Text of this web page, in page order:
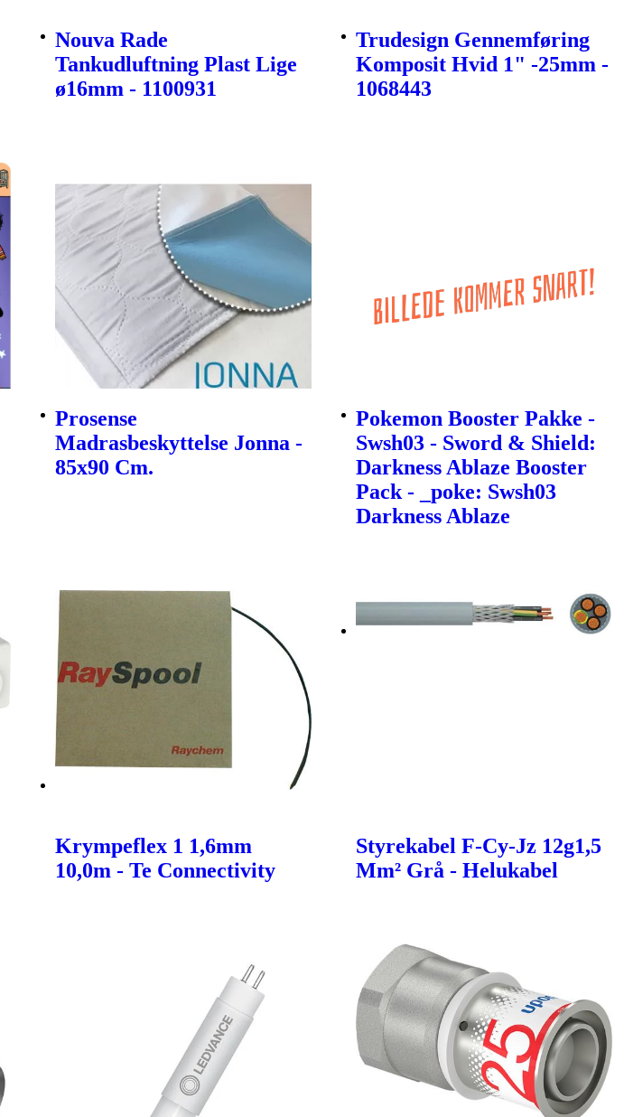
Nouva Rade
Tankudluftning Plast Lige
ø16mm - 1100931
Trudesign Gennemføring
Komposit Hvid 1" -25mm -
1068443
Prosense
Madrasbeskyttelse Jonna -
85x90 Cm.
Pokemon Booster Pakke -
Swsh03 - Sword & Shield:
Darkness Ablaze Booster
Pack - _poke: Swsh03
Darkness Ablaze
Krympeflex 1 1,6mm
10,0m - Te Connectivity
Styrekabel F-Cy-Jz 12g1,5
Mm² Grå - Helukabel